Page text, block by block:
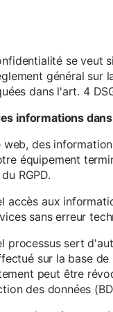
se veut
général sur
dans l'art. 4
informations
des
équipement
RGPD.
accès aux
sans erreur
processus sert
sur la base
peut être
des données